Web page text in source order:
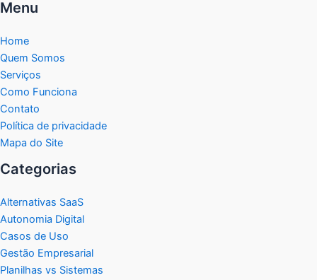
Menu
Home
Quem Somos
Serviços
Como Funciona
Contato
Política de privacidade
Mapa do Site
Categorias
Alternativas SaaS
Autonomia Digital
Casos de Uso
Gestão Empresarial
Planilhas vs Sistemas